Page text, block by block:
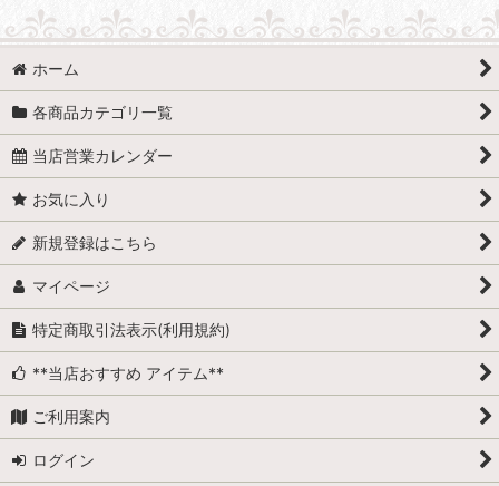
ホーム
各商品カテゴリ一覧
当店営業カレンダー
お気に入り
新規登録はこちら
マイページ
特定商取引法表示(利用規約)
**当店おすすめ アイテム**
ご利用案内
ログイン